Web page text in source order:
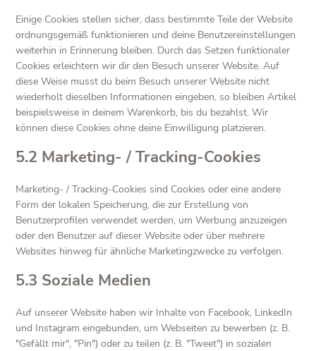
Einige Cookies stellen sicher, dass bestimmte Teile der Website
ordnungsgemäß funktionieren und deine Benutzereinstellungen
weiterhin in Erinnerung bleiben. Durch das Setzen funktionaler
Cookies erleichtern wir dir den Besuch unserer Website. Auf
diese Weise musst du beim Besuch unserer Website nicht
wiederholt dieselben Informationen eingeben, so bleiben Artikel
beispielsweise in deinem Warenkorb, bis du bezahlst. Wir
können diese Cookies ohne deine Einwilligung platzieren.
5.2 Marketing- / Tracking-Cookies
Marketing- / Tracking-Cookies sind Cookies oder eine andere
Form der lokalen Speicherung, die zur Erstellung von
Benutzerprofilen verwendet werden, um Werbung anzuzeigen
oder den Benutzer auf dieser Website oder über mehrere
Websites hinweg für ähnliche Marketingzwecke zu verfolgen.
5.3 Soziale Medien
Auf unserer Website haben wir Inhalte von Facebook, LinkedIn
und Instagram eingebunden, um Webseiten zu bewerben (z. B.
"Gefällt mir", "Pin") oder zu teilen (z. B. "Tweet") in sozialen